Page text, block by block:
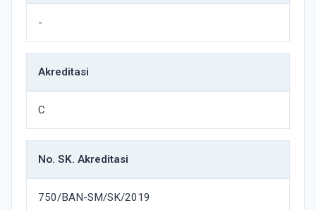
-
Akreditasi
C
No. SK. Akreditasi
750/BAN-SM/SK/2019